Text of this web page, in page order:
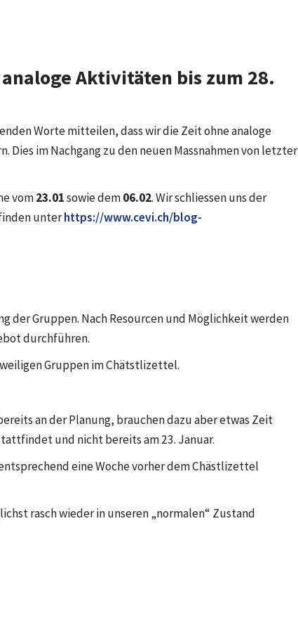
Aktivitäten bis zum 28.
Worte mitteilen, dass wir die Zeit ohne analoge
Dies im Nachgang zu den neuen Massnahmen von letzter
vom23.01sowie dem06.02. Wir schliessen uns der
unterhttps://www.cevi.ch/blog-
der Gruppen. Nach Resourcen und Möglichkeit werden
durchführen.
Gruppen im Chätstlizettel.
an der Planung, brauchen dazu aber etwas Zeit
und nicht bereits am 23. Januar.
eine Woche vorher dem Chästlizettel
rasch wieder in unseren „normalen“ Zustand